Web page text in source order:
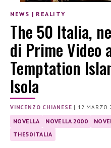
NEWS | REALITY
The 50 Italia,
di Prime Video
Temptation
Isola
VINCENZO CHIANESE | 12 MARZO
NOVELLA NOVELLA 2000
THE50ITALIA